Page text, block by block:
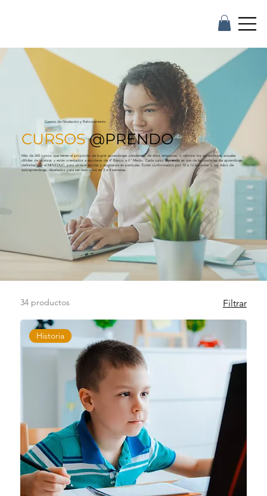
Cursos de Nivelación y Reforzamiento
CURSOS@PRENDO
Más de 260 cursos que tienen el propósito de lograr aprendizajes pendientes de años anteriores, o reforzar los aprendizajes actuales
difíciles de alcanzar, y están orientados a escolares de 4° Básico a II° Medio. Cada curso@prendoes una de las unidades de aprendizaje
definidas por el MINEDUC, para un nivel escolar y asignatura en particular; Están conformados por 10 a 12 lecciones o módulos de
autoaprendizaje, diseñados para ser realizados en 3 a 4 semanas.
34 productos Filtrar
Historia